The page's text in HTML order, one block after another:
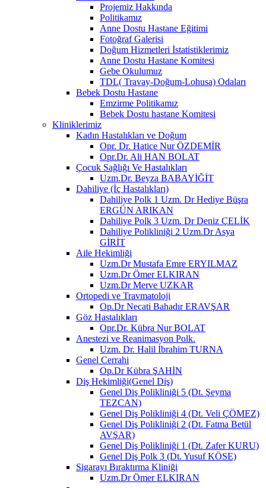
Projemiz Hakkında
Politikamız
Anne Dostu Hastane Eğitimi
Fotoğraf Galerisi
Doğum Hizmetleri İstatistiklerimiz
Anne Dostu Hastane Komitesi
Gebe Okulumuz
TDL( Travay-Doğum-Lohusa) Odaları
Bebek Dostu Hastane
Emzirme Politikamız
Bebek Dostu hastane Komitesi
Kliniklerimiz
Kadın Hastalıkları ve Doğum
Opr. Dr. Hatice Nur ÖZDEMİR
Opr.Dr. Ali HAN BOLAT
Çocuk Sağlığı Ve Hastalıkları
Uzm.Dr. Beyza BABAYİĞİT
Dahiliye (İç Hastalıkları)
Dahiliye Polk 1 Uzm. Dr Hediye Büşra
ERGÜN ARIKAN
Dahiliye Polk 3 Uzm. Dr Deniz ÇELİK
Dahiliye Polikliniği 2 Uzm.Dr Asya
GİRİT
Aile Hekimliği
Uzm.Dr Mustafa Emre ERYILMAZ
Uzm.Dr Ömer ELKIRAN
Uzm.Dr Merve UZKAR
Ortopedi ve Travmatoloji
Op.Dr Necati Bahadır ERAVŞAR
Göz Hastalıkları
Opr.Dr. Kübra Nur BOLAT
Anestezi ve Reanimasyon Polk.
Uzm. Dr. Halil İbrahim TURNA
Genel Cerrahi
Op.Dr Kübra ŞAHİN
Diş Hekimliği(Genel Diş)
Genel Diş Polikliniği 5 (Dt. Şeyma
TEZCAN)
Genel Diş Polikliniği 4 (Dt. Veli ÇÖMEZ)
Genel Diş Polikliniği 2 (Dt. Fatma Betül
AVŞAR)
Genel Diş Polikliniği 1 (Dt. Zafer KURU)
Genel Diş Polk 3 (Dt. Yusuf KÖSE)
Sigarayı Bıraktırma Kliniği
Uzm.Dr Ömer ELKIRAN